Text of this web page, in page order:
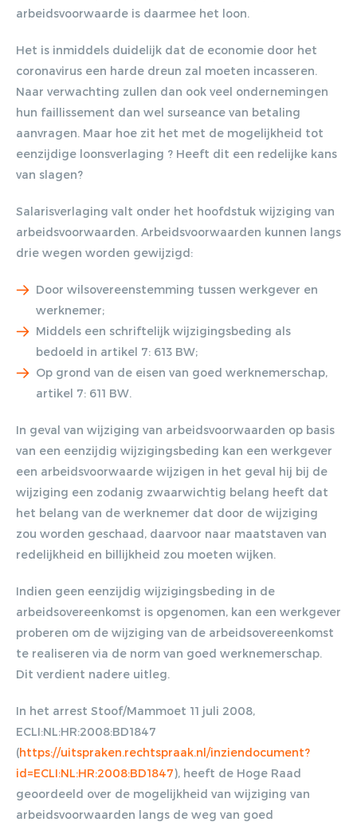
arbeidsvoorwaarde is daarmee het loon.
Het is inmiddels duidelijk dat de economie door het
coronavirus een harde dreun zal moeten incasseren.
Naar verwachting zullen dan ook veel ondernemingen
hun faillissement dan wel surseance van betaling
aanvragen. Maar hoe zit het met de mogelijkheid tot
eenzijdige loonsverlaging ? Heeft dit een redelijke kans
van slagen?
Salarisverlaging valt onder het hoofdstuk wijziging van
arbeidsvoorwaarden. Arbeidsvoorwaarden kunnen langs
drie wegen worden gewijzigd:
Door wilsovereenstemming tussen werkgever en
werknemer;
Middels een schriftelijk wijzigingsbeding als
bedoeld in artikel 7: 613 BW;
Op grond van de eisen van goed werknemerschap,
artikel 7: 611 BW.
In geval van wijziging van arbeidsvoorwaarden op basis
van een eenzijdig wijzigingsbeding kan een werkgever
een arbeidsvoorwaarde wijzigen in het geval hij bij de
wijziging een zodanig zwaarwichtig belang heeft dat
het belang van de werknemer dat door de wijziging
zou worden geschaad, daarvoor naar maatstaven van
redelijkheid en billijkheid zou moeten wijken.
Indien geen eenzijdig wijzigingsbeding in de
arbeidsovereenkomst is opgenomen, kan een werkgever
proberen om de wijziging van de arbeidsovereenkomst
te realiseren via de norm van goed werknemerschap.
Dit verdient nadere uitleg.
In het arrest Stoof/Mammoet 11 juli 2008,
ECLI:NL:HR:2008:BD1847
(https://uitspraken.rechtspraak.nl/inziendocument?
id=ECLI:NL:HR:2008:BD1847), heeft de Hoge Raad
geoordeeld over de mogelijkheid van wijziging van
arbeidsvoorwaarden langs de weg van goed
Gratis E-
ontvangen
Lorem ipsum dolor sit amet,
consectetur adipiscing elit. Nulla in
vestibulum massa. Fusce eu lacinia
erat, quis ultricies ex. Cras placerat
suscip.